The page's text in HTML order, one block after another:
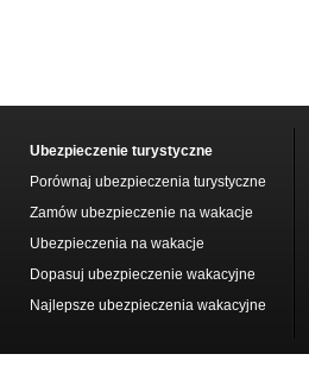
Ubezpieczenie turystyczne
Porównaj ubezpieczenia turystyczne
Zamów ubezpieczenie na wakacje
Ubezpieczenia na wakacje
Dopasuj ubezpieczenie wakacyjne
Najlepsze ubezpieczenia wakacyjne